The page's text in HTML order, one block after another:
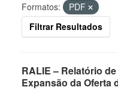
Formatos:
PDF
Filtrar Resultados
RALIE – Relatório
Expansão da Oferta